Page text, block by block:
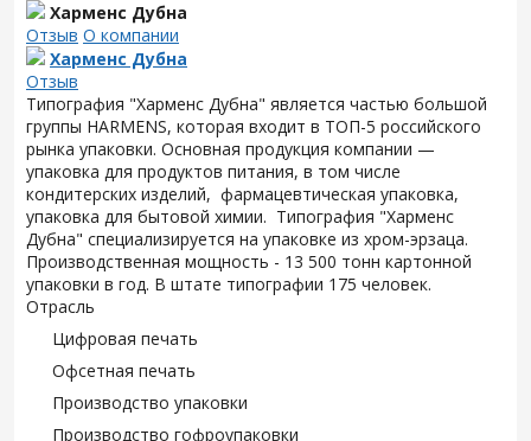
Харменс Дубна
Отзыв О компании
Харменс Дубна
Отзыв
Типография "Харменс Дубна" является частью большой
группы HARMENS, которая входит в ТОП-5 российского
рынка упаковки. Основная продукция компании —
упаковка для продуктов питания, в том числе
кондитерских изделий, фармацевтическая упаковка,
упаковка для бытовой химии. Типография "Харменс
Дубна" специализируется на упаковке из хром-эрзаца.
Производственная мощность - 13 500 тонн картонной
упаковки в год. В штате типографии 175 человек.
Отрасль
Цифровая печать
Офсетная печать
Производство упаковки
Производство гофроупаковки